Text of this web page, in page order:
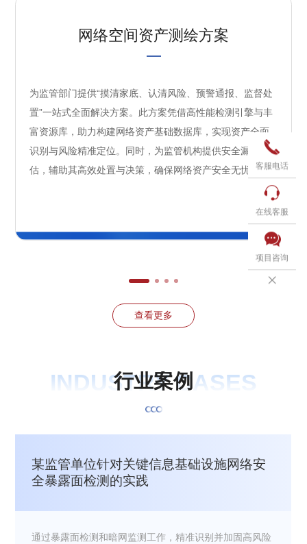
网络空间资产测绘方案
为监管部门提供“摸清家底、认清风险、预警通报、监督处
置”一站式全面解决方案。此方案凭借高性能检测引擎与丰
富资源库，助力构建网络资产基础数据库，实现资产全面
识别与风险精准定位。同时，为监管机构提供安全漏洞评
估，辅助其高效处置与决策，确保网络资产安全无忧。
查看更多
INDUSTRY CASES
行业案例
某监管单位针对关键信息基础设施网络安
全暴露面检测的实践
通过暴露面检测和暗网监测工作，精准识别并加固高风险

客服电话

在线客服

项目咨询
